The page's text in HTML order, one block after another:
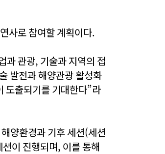
사로 참여할 계획이다.
과 관광, 기술과 지역의 접
발전과 해양관광 활성화
도출되기를 기대한다”라
양환경과 기후 세션(세션
이 진행되며, 이를 통해